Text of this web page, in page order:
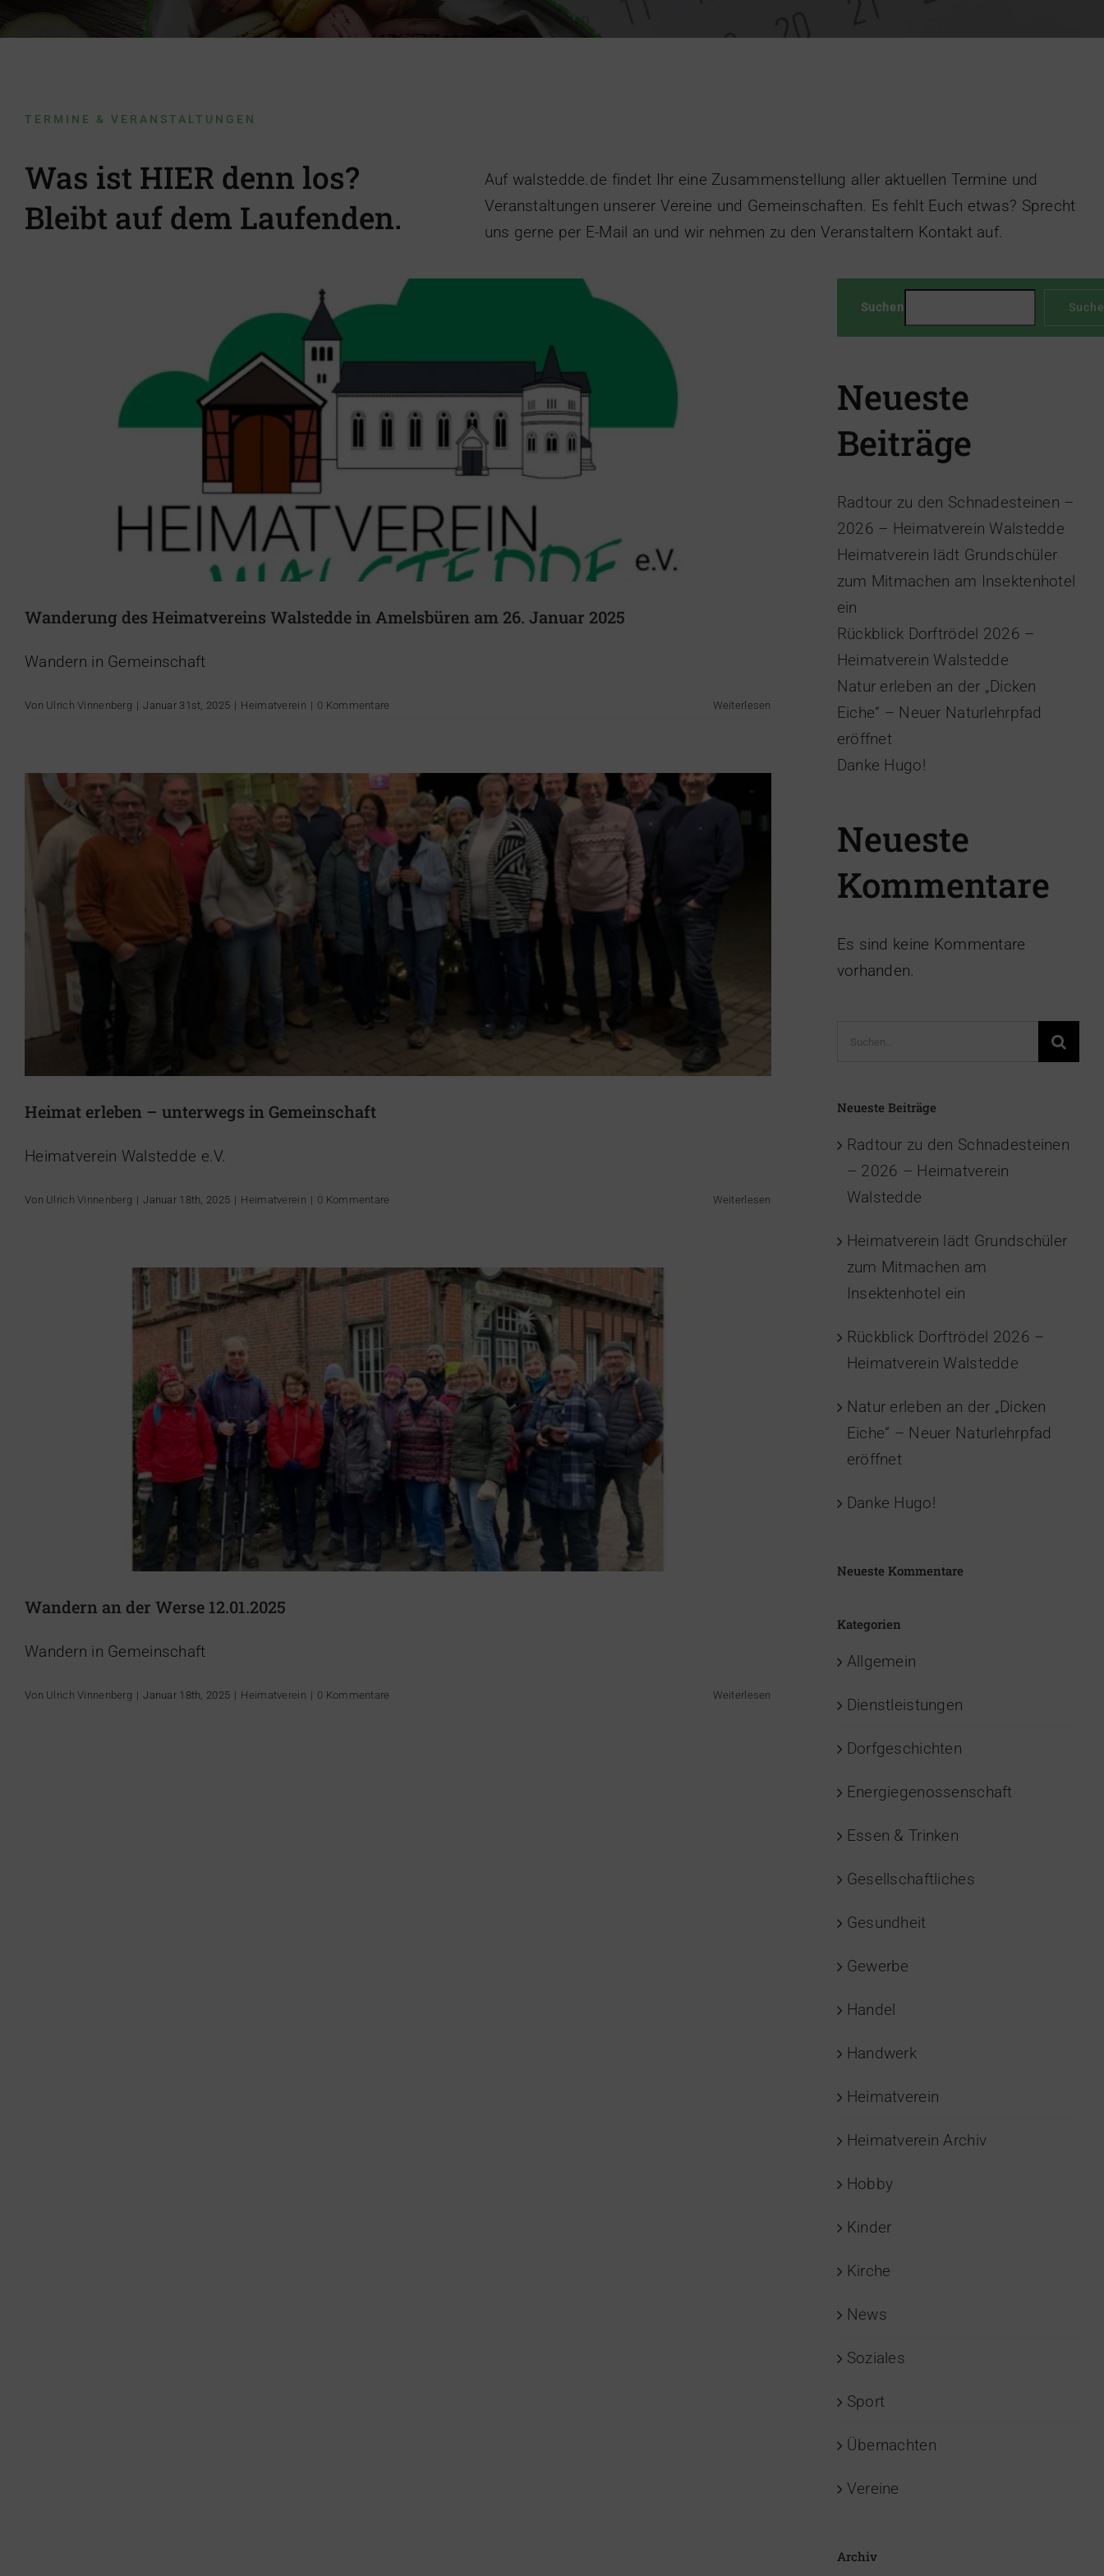
TERMINE & VERANSTALTUNGEN
Was ist HIER denn los?
Bleibt auf dem Laufenden.
Auf walstedde.de findet Ihr eine Zusammenstellung aller aktuellen Termine und
Veranstaltungen unserer Vereine und Gemeinschaften. Es fehlt Euch etwas? Sprecht
uns gerne per E-Mail an und wir nehmen zu den Veranstaltern Kontakt auf.
Wanderung des Heimatvereins Walstedde in Amelsbüren am 26. Januar 2025
Wandern in Gemeinschaft
Von Ulrich Vinnenberg | Januar 31st, 2025 | Heimatverein | 0 Kommentare Weiterlesen
Heimat erleben – unterwegs in Gemeinschaft
Heimat erleben – unterwegs in Gemeinschaft
Heimatverein Walstedde e.V.
Von Ulrich Vinnenberg | Januar 18th, 2025 | Heimatverein | 0 Kommentare Weiterlesen
Wandern an der Werse 12.01.2025
Wandern an der Werse 12.01.2025
Wandern in Gemeinschaft
Von Ulrich Vinnenberg | Januar 18th, 2025 | Heimatverein | 0 Kommentare Weiterlesen
Suchen
Neueste
Beiträge
Radtour zu den Schnadesteinen –
2026 – Heimatverein Walstedde
Heimatverein lädt Grundschüler
zum Mitmachen am Insektenhotel
ein
Rückblick Dorftrödel 2026 –
Heimatverein Walstedde
Natur erleben an der „Dicken
Eiche“ – Neuer Naturlehrpfad
eröffnet
Danke Hugo!
Neueste
Kommentare
Es sind keine Kommentare
vorhanden.
Suche
Neueste Beiträge
Radtour zu den Schnadesteinen
– 2026 – Heimatverein
Walstedde
Heimatverein lädt Grundschüler
zum Mitmachen am
Insektenhotel ein
Rückblick Dorftrödel 2026 –
Heimatverein Walstedde
Natur erleben an der „Dicken
Eiche“ – Neuer Naturlehrpfad
eröffnet
Danke Hugo!
Neueste Kommentare
Kategorien
Allgemein
Dienstleistungen
Dorfgeschichten
Energiegenossenschaft
Essen & Trinken
Gesellschaftliches
Gesundheit
Gewerbe
Handel
Handwerk
Heimatverein
Heimatverein Archiv
Hobby
Kinder
Kirche
News
Soziales
Sport
Übernachten
Vereine
Archiv